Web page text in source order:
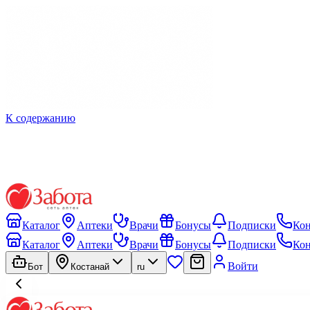
К содержанию
Каталог Аптеки Врачи Бонусы Подписки
Каталог
Аптеки Врачи Бонусы Подписки
Бот Костанай ru Войти